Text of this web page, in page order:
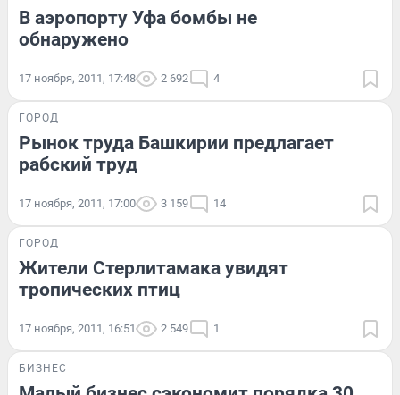
В аэропорту Уфа бомбы не
обнаружено
17 ноября, 2011, 17:48 2 692 4
ГОРОД
Рынок труда Башкирии предлагает
рабский труд
17 ноября, 2011, 17:00 3 159 14
ГОРОД
Жители Стерлитамака увидят
тропических птиц
17 ноября, 2011, 16:51 2 549 1
БИЗНЕС